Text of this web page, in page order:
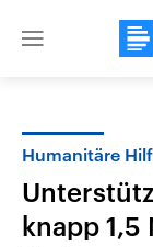
Close
Humanitäre
knapp